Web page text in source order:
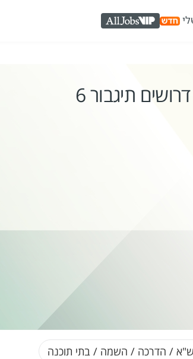
AllJobs VIP
דרושים תיגבור 6
/ הדרכה / השמה / בתי תוכנה